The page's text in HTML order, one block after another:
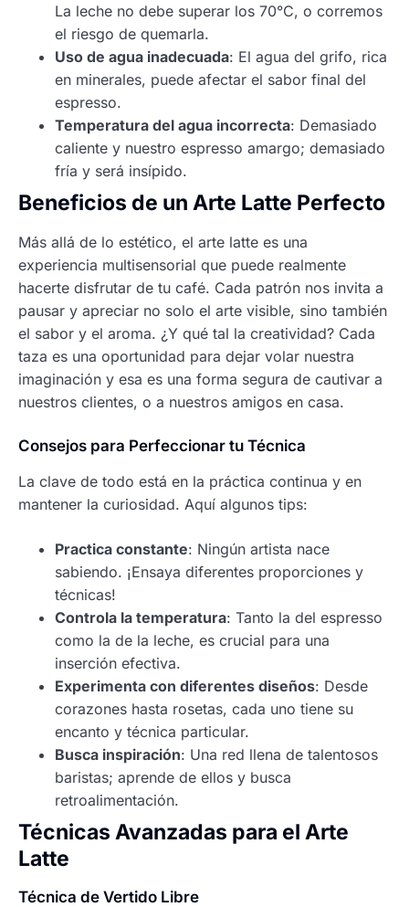
La leche no debe superar los 70°C, o corremos
el riesgo de quemarla.
Uso de agua inadecuada: El agua del grifo, rica
en minerales, puede afectar el sabor final del
espresso.
Temperatura del agua incorrecta: Demasiado
caliente y nuestro espresso amargo; demasiado
fría y será insípido.
Beneficios de un Arte Latte Perfecto
Más allá de lo estético, el arte latte es una
experiencia multisensorial que puede realmente
hacerte disfrutar de tu café. Cada patrón nos invita a
pausar y apreciar no solo el arte visible, sino también
el sabor y el aroma. ¿Y qué tal la creatividad? Cada
taza es una oportunidad para dejar volar nuestra
imaginación y esa es una forma segura de cautivar a
nuestros clientes, o a nuestros amigos en casa.
Consejos para Perfeccionar tu Técnica
La clave de todo está en la práctica continua y en
mantener la curiosidad. Aquí algunos tips:
Practica constante: Ningún artista nace
sabiendo. ¡Ensaya diferentes proporciones y
técnicas!
Controla la temperatura: Tanto la del espresso
como la de la leche, es crucial para una
inserción efectiva.
Experimenta con diferentes diseños: Desde
corazones hasta rosetas, cada uno tiene su
encanto y técnica particular.
Busca inspiración: Una red llena de talentosos
baristas; aprende de ellos y busca
retroalimentación.
Técnicas Avanzadas para el Arte
Latte
Técnica de Vertido Libre